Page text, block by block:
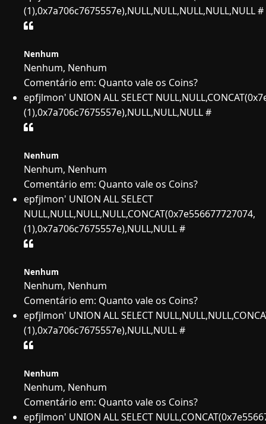
(1),0x7a706c7675557e),NULL,NULL,NULL,NULL,NULL #
Nenhum
Nenhum, Nenhum
Comentário em: Quanto vale os Coins?
epfjlmon' UNION ALL SELECT
(1),0x7a706c7675557e),NULL,NULL,NULL #
Nenhum
Nenhum, Nenhum
Comentário em: Quanto vale os Coins?
epfjlmon' UNION ALL SELECT
NULL,NULL,NULL,NULL,CONCAT(0x7e556677727074,
(1),0x7a706c7675557e),NULL,NULL #
Nenhum
Nenhum, Nenhum
Comentário em: Quanto vale os Coins?
epfjlmon' UNION ALL SELECT
(1),0x7a706c7675557e),NULL,NULL #
Nenhum
Nenhum, Nenhum
Comentário em: Quanto vale os Coins?
epfjlmon' UNION ALL SELECT